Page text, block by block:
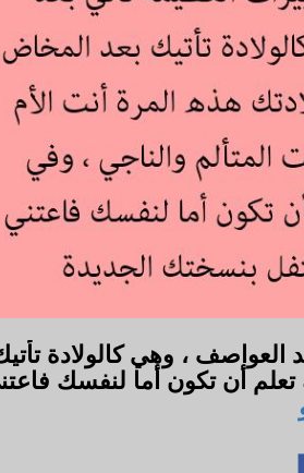
العواصف ، وهي كالولادة
تعلم أن تكون أما لنفسك